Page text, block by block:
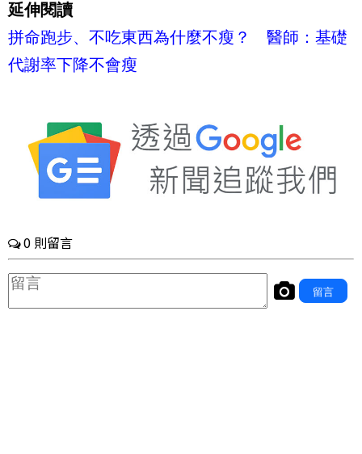
延伸閱讀
拼命跑步、不吃東西為什麼不瘦？ 醫師：基礎
代謝率下降不會瘦